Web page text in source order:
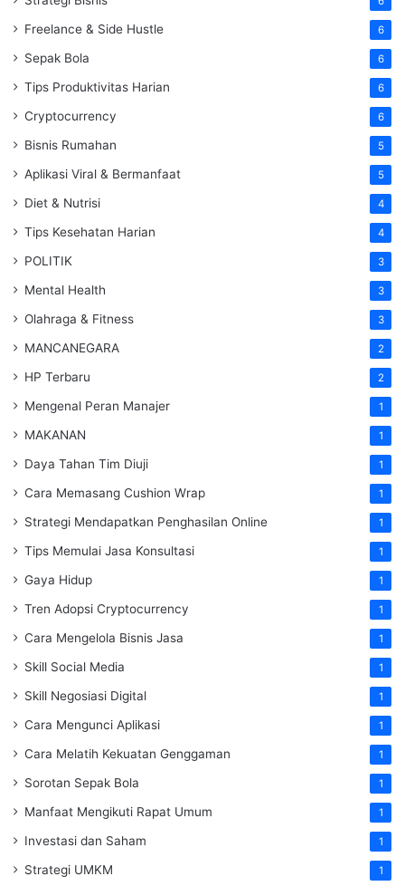
Freelance & Side Hustle 6
Sepak Bola 6
Tips Produktivitas Harian 6
Cryptocurrency 6
Bisnis Rumahan 5
Aplikasi Viral & Bermanfaat 5
Diet & Nutrisi 4
Tips Kesehatan Harian 4
POLITIK 3
Mental Health 3
Olahraga & Fitness 3
MANCANEGARA 2
HP Terbaru 2
Mengenal Peran Manajer 1
MAKANAN 1
Daya Tahan Tim Diuji 1
Cara Memasang Cushion Wrap 1
Strategi Mendapatkan Penghasilan Online 1
Tips Memulai Jasa Konsultasi 1
Gaya Hidup 1
Tren Adopsi Cryptocurrency 1
Cara Mengelola Bisnis Jasa 1
Skill Social Media 1
Skill Negosiasi Digital 1
Cara Mengunci Aplikasi 1
Cara Melatih Kekuatan Genggaman 1
Sorotan Sepak Bola 1
Manfaat Mengikuti Rapat Umum 1
Investasi dan Saham 1
Strategi UMKM 1